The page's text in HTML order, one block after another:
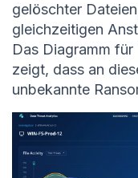
gelöschter
gleichzeitigen
Das Diagramm
zeigt, dass an
unbekannte